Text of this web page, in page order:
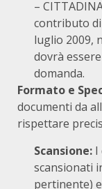
–
contributo di
luglio 2009,
dovrà
domanda.
Formato e
documenti da
rispettare
Scansione: I
scansionati
pertinente)